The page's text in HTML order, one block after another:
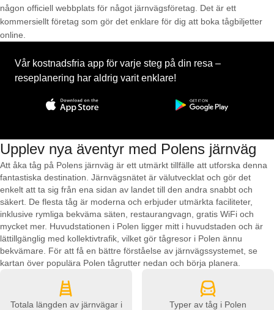
någon officiell webbplats för något järnvägsföretag. Det är ett
kommersiellt företag som gör det enklare för dig att boka tågbiljetter
online.
Vår kostnadsfria app för varje steg på din resa –
reseplanering har aldrig varit enklare!
Upplev nya äventyr med Polens järnväg
Att åka tåg på Polens järnväg är ett utmärkt tillfälle att utforska denna
fantastiska destination. Järnvägsnätet är välutvecklat och gör det
enkelt att ta sig från ena sidan av landet till den andra snabbt och
säkert. De flesta tåg är moderna och erbjuder utmärkta faciliteter,
inklusive rymliga bekväma säten, restaurangvagn, gratis WiFi och
mycket mer. Huvudstationen i Polen ligger mitt i huvudstaden och är
lättillgänglig med kollektivtrafik, vilket gör tågresor i Polen ännu
bekvämare. För att få en bättre förståelse av järnvägssystemet, se
kartan över populära Polen tågrutter nedan och börja planera.
Totala längden av järnvägar i
Typer av tåg i Polen